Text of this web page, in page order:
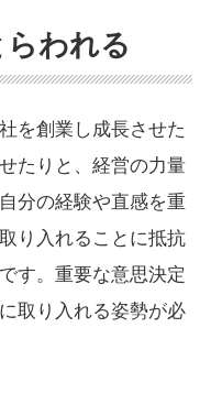
われる
を創業し成長させた
たりと、経営の力量
分の経験や直感を重
り入れることに抵抗
す。重要な意思決定
取り入れる姿勢が必